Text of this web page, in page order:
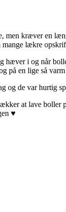
kræver en
mange lækre
i og når
på en lige så varm
og de var hurtig
at lave boller
♥